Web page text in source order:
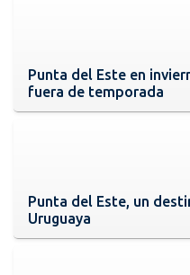
Punta del Este en
fuera de temporada
Punta del Este, un
Uruguaya